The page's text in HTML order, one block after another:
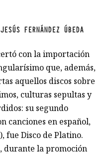
JESÚS FERNÁNDEZ ÚBEDA
con la importación
que, además,
aquellos discos sobre
culturas sepultas y
su segundo
canciones en español,
fue Disco de Platino.
durante la promoción